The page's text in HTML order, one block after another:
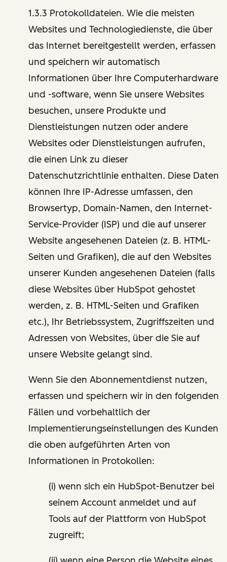
1.3.3 Protokolldateien. Wie die meisten
Websites und Technologiedienste, die über
das Internet bereitgestellt werden, erfassen
und speichern wir automatisch
Informationen über Ihre Computerhardware
und -software, wenn Sie unsere Websites
besuchen, unsere Produkte und
Dienstleistungen nutzen oder andere
Websites oder Dienstleistungen aufrufen,
die einen Link zu dieser
Datenschutzrichtlinie enthalten. Diese Daten
können Ihre IP-Adresse umfassen, den
Browsertyp, Domain-Namen, den Internet-
Service-Provider (ISP) und die auf unserer
Website angesehenen Dateien (z. B. HTML-
Seiten und Grafiken), die auf den Websites
unserer Kunden angesehenen Dateien (falls
diese Websites über HubSpot gehostet
werden, z. B. HTML-Seiten und Grafiken
etc.), Ihr Betriebssystem, Zugriffszeiten und
Adressen von Websites, über die Sie auf
unsere Website gelangt sind.
Wenn Sie den Abonnementdienst nutzen,
erfassen und speichern wir in den folgenden
Fällen und vorbehaltlich der
Implementierungseinstellungen des Kunden
die oben aufgeführten Arten von
Informationen in Protokollen:
(i) wenn sich ein HubSpot-Benutzer bei
seinem Account anmeldet und auf
Tools auf der Plattform von HubSpot
zugreift;